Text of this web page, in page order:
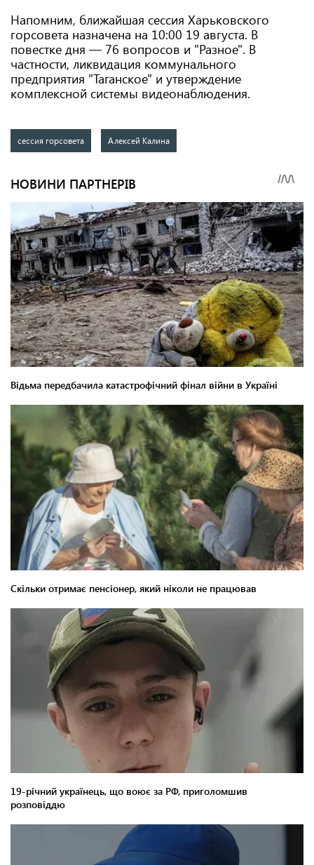
Напомним, ближайшая сессия Харьковского
горсовета назначена на 10:00 19 августа. В
повестке дня — 76 вопросов и "Разное". В
частности, ликвидация коммунального
предприятия "Таганское" и утверждение
комплексной системы видеонаблюдения.
сессия горсовета Алексей Калина